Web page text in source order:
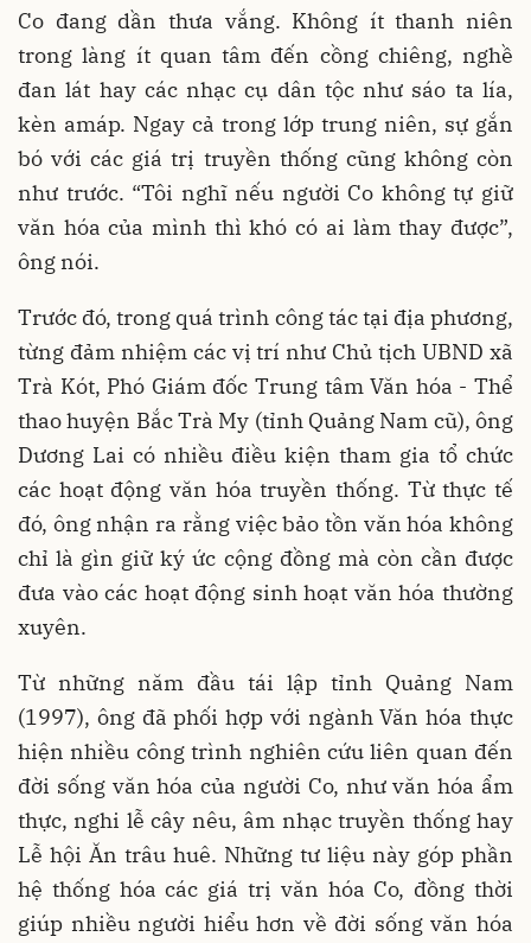
Co đang dần thưa vắng. Không ít thanh niên
trong làng ít quan tâm đến cồng chiêng, nghề
đan lát hay các nhạc cụ dân tộc như sáo ta lía,
kèn amáp. Ngay cả trong lớp trung niên, sự gắn
bó với các giá trị truyền thống cũng không còn
như trước. “Tôi nghĩ nếu người Co không tự giữ
văn hóa của mình thì khó có ai làm thay được”,
ông nói.
Trước đó, trong quá trình công tác tại địa phương,
từng đảm nhiệm các vị trí như Chủ tịch UBND xã
Trà Kót, Phó Giám đốc Trung tâm Văn hóa - Thể
thao huyện Bắc Trà My (tỉnh Quảng Nam cũ), ông
Dương Lai có nhiều điều kiện tham gia tổ chức
các hoạt động văn hóa truyền thống. Từ thực tế
đó, ông nhận ra rằng việc bảo tồn văn hóa không
chỉ là gìn giữ ký ức cộng đồng mà còn cần được
đưa vào các hoạt động sinh hoạt văn hóa thường
xuyên.
Từ những năm đầu tái lập tỉnh Quảng Nam
(1997), ông đã phối hợp với ngành Văn hóa thực
hiện nhiều công trình nghiên cứu liên quan đến
đời sống văn hóa của người Co, như văn hóa ẩm
thực, nghi lễ cây nêu, âm nhạc truyền thống hay
Lễ hội Ăn trâu huê. Những tư liệu này góp phần
hệ thống hóa các giá trị văn hóa Co, đồng thời
giúp nhiều người hiểu hơn về đời sống văn hóa